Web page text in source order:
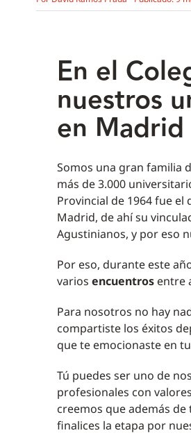
En el
nuestros
en Madrid
Somos una gran familia
más de 3.000
Provincial de 1964 fue
Madrid, de ahí su
Agustinianos, y por eso
Por eso, durante este
varios encuentrosentre
Para nosotros no hay
compartiste los éxitos
que te emocionaste en
Tú puedes ser uno de
profesionales con
creemos que además
finalices la etapa por